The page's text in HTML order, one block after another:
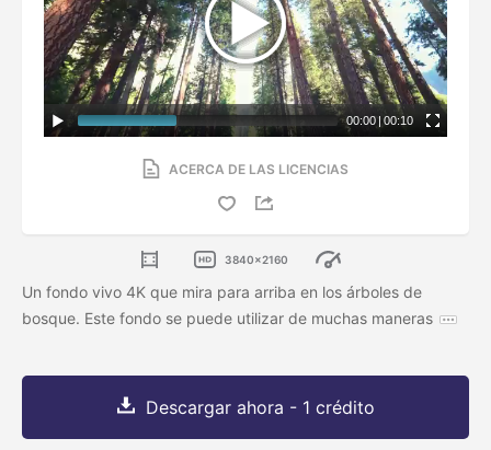
00:00| 00:10
ACERCA DE LAS LICENCIAS
3840x2160
Un fondo vivo 4K que mira para arriba en los árboles de
bosque. Este fondo se puede utilizar de muchas maneras
Descargar ahora - 1 crédito